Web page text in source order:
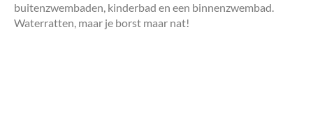
buitenzwembaden, kinderbad en een binnenzwembad.
Waterratten, maar je borst maar nat!